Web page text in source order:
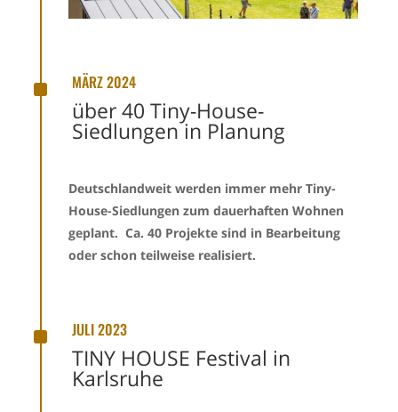
^ MÄRZ 2024
über 40 Tiny-House-
Siedlungen in Planung
Deutschlandweit werden immer mehr Tiny-
House-Siedlungen zum dauerhaften Wohnen
geplant. Ca. 40 Projekte sind in Bearbeitung
oder schon teilweise realisiert.
^ JULI 2023
TINY HOUSE Festival in
Karlsruhe